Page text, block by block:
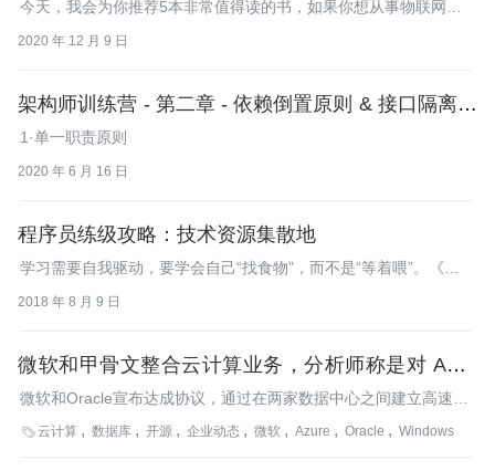
今天，我会为你推荐5本非常值得读的书，如果你想从事物联网行
2020 年 12 月 9 日
架构师训练营 - 第二章 - 依赖倒置原则 & 接口隔离原
则
1·单一职责原则
2020 年 6 月 16 日
程序员练级攻略：技术资源集散地
学习需要自我驱动，要学会自己“找食物”，而不是“等着喂”。《程
2018 年 8 月 9 日
微软和甲骨文整合云计算业务，分析师称是对 AWS
的一次挑战
微软和Oracle宣布达成协议，通过在两家数据中心之间建立高速连
接的方式，让双方的云计算服务协同工作
云计算 数据库 开源 企业动态 微软 Azure Oracle Windows